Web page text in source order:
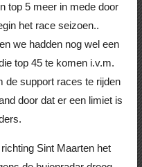
top 5 meer in mede door
het race seizoen..
we hadden nog wel een
top 45 te komen i.v.m.
de support races te rijden
door dat er een limiet is
Sint Maarten het